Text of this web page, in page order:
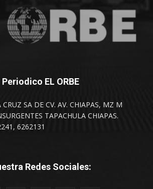
Periodico EL ORBE
SA DE CV. AV. CHIAPAS, MZ M
TAPACHULA CHIAPAS.
6262131
Redes Sociales: